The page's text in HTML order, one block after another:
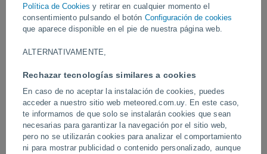
Política de Cookies y retirar en cualquier momento el
consentimiento pulsando el botón Configuración de cookies
que aparece disponible en el pie de nuestra página web.
ALTERNATIVAMENTE,
Rechazar tecnologías similares a cookies
En caso de no aceptar la instalación de cookies, puedes
acceder a nuestro sitio web meteored.com.uy. En este caso,
te informamos de que solo se instalarán cookies que sean
necesarias para garantizar la navegación por el sitio web,
pero no se utilizarán cookies para analizar el comportamiento
ni para mostrar publicidad o contenido personalizado, aunque
Vídeos